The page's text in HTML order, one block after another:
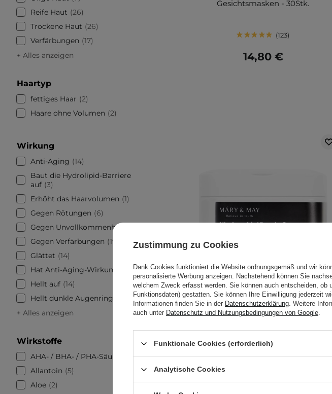
Reife Haut
26
Trockene Haut
26
Verfärbungen
17
+ Alles anzeigen
Haartyp
fettiges Haar
2
Haare ohne Volumen
2
Wirkung
Anti-Aging
14
Baut die Hydrolipid-Barriere
auf 3
Erhöht das Haarvolumen
1
Gegen Rötungen
6
Gegen Unvollkommenheiten
Gegen Verfärbungen
19
Glättet
14
Hat Anti-Aging-Wirkung
Hellt auf 14
Hellt dunkle Augenringe auf
4
+ Alles anzeigen
Wirkstoffe
AHA- / BHA- / PHA-Säuren
12
Allantoin
5
Aloe 2
Gesichtsmasken - 30Stk.
123
14,80 €
Mary&May - Niacinamide Vitamin C
Brightening Mask - Set mit
Zustimmung zu Cookies
Dank Cookies funktioniert die Website ordnungsgemäß und wir
personalisierte Werbung anzeigen. Nachstehend können Sie
welchem Zweck erfasst werden. Sie können auch entscheiden, ob
Funktionsdaten) gestatten. Sie können Ihre Einwilligung jederzeit
Informationen finden Sie in der Datenschutzerklärung. Weitere
auch unter Datenschutz und Nutzungsbedingungen von Google.
Funktionale Cookies (erforderlich)
Analytische Cookies